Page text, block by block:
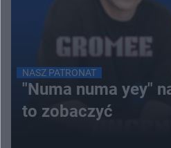
NASZ PATRONAT
"Numa numa yey"
to zobaczyć